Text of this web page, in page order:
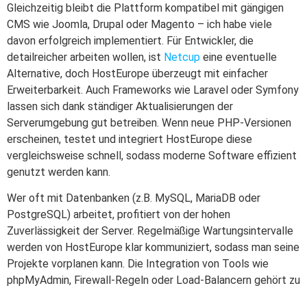
Gleichzeitig bleibt die Plattform kompatibel mit gängigen
CMS wie Joomla, Drupal oder Magento – ich habe viele
davon erfolgreich implementiert. Für Entwickler, die
detailreicher arbeiten wollen, ist Netcup eine eventuelle
Alternative, doch HostEurope überzeugt mit einfacher
Erweiterbarkeit. Auch Frameworks wie Laravel oder Symfony
lassen sich dank ständiger Aktualisierungen der
Serverumgebung gut betreiben. Wenn neue PHP-Versionen
erscheinen, testet und integriert HostEurope diese
vergleichsweise schnell, sodass moderne Software effizient
genutzt werden kann.
Wer oft mit Datenbanken (z.B. MySQL, MariaDB oder
PostgreSQL) arbeitet, profitiert von der hohen
Zuverlässigkeit der Server. Regelmäßige Wartungsintervalle
werden von HostEurope klar kommuniziert, sodass man seine
Projekte vorplanen kann. Die Integration von Tools wie
phpMyAdmin, Firewall-Regeln oder Load-Balancern gehört zu